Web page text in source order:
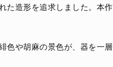
た造形を追求しました。本
色や胡麻の景色が、器を一